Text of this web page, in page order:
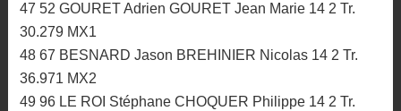
47 52 GOURET Adrien GOURET Jean Marie 14 2 Tr.
30.279 MX1
48 67 BESNARD Jason BREHINIER Nicolas 14 2 Tr.
36.971 MX2
49 96 LE ROI Stéphane CHOQUER Philippe 14 2 Tr.